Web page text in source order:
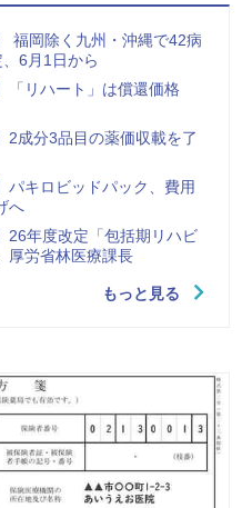
福岡除く九州・沖縄で42病
6月1日から
「リハート」は償還価格
2成分3品目の薬価収載を了
パキロビッドパック、費用
へ
26年度改定「包括期リハビ
厚労省林医療課長
もっと見る